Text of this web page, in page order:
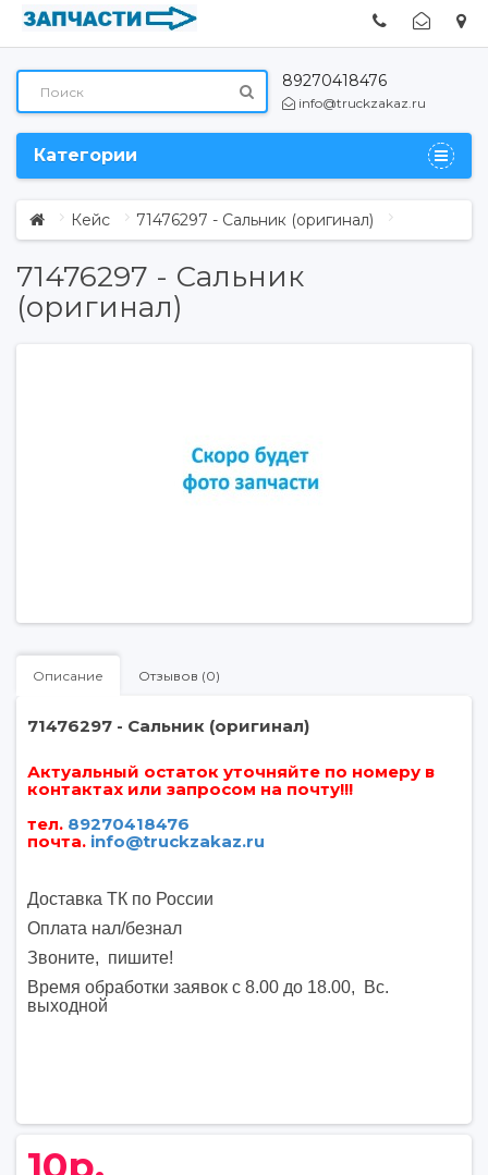
89270418476
info@truckzakaz.ru
Категории
Кейс 71476297 - Сальник (оригинал)
71476297 - Сальник
(оригинал)
Описание Отзывов (0)
71476297 - Сальник (оригинал)
Актуальный остаток уточняйте по номеру в
контактах или запросом на почту!!!
тел. 89270418476
почта. info@truckzakaz.ru
Доставка ТК по России
Оплата нал/безнал
Звоните, пишите!
Время обработки заявок с 8.00 до 18.00, Вс.
выходной